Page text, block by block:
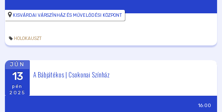
KISVÁRDAI VÁRSZÍNHÁZ ÉS MŰVELŐDÉSI KÖZPONT
HOLOKAUSZT
JÚN
13
pén
2025
A Bábjátékos | Csokonai Színház
16:00